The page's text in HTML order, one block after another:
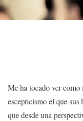
Me ha tocado ver
escepticismo el que sus
que desde una